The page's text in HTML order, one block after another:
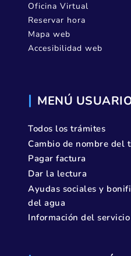
Oficina Virtual
Reservar hora
Mapa web
Accesibilidad web
MENÚ
Todos los trámites
Cambio de nombre del
Pagar factura
Dar la lectura
Ayudas sociales y
del agua
Información del servicio